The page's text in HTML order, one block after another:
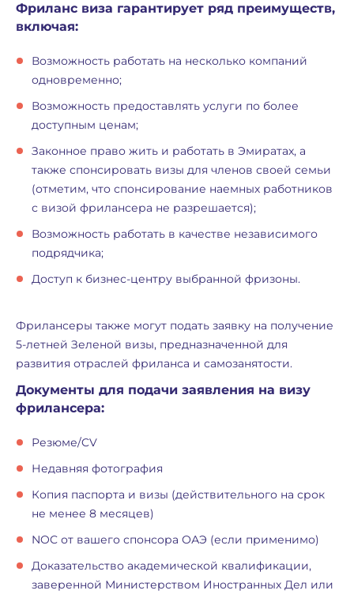
Фриланс виза гарантирует ряд преимуществ,
включая:
Возможность работать на несколько компаний
одновременно;
Возможность предоставлять услуги по более
доступным ценам;
Законное право жить и работать в Эмиратах, а
также спонсировать визы для членов своей семьи
(отметим, что спонсирование наемных работников
с визой фрилансера не разрешается);
Возможность работать в качестве независимого
подрядчика;
Доступ к бизнес-центру выбранной фризоны.
Фрилансеры также могут подать заявку на получение
5-летней Зеленой визы, предназначенной для
развития отраслей фриланса и самозанятости.
Документы для подачи заявления на визу
фрилансера:
Резюме/CV
Недавняя фотография
Копия паспорта и визы (действительного на срок
не менее 8 месяцев)
NOC от вашего спонсора ОАЭ (если применимо)
Доказательство академической квалификации,
заверенной Министерством Иностранных Дел или